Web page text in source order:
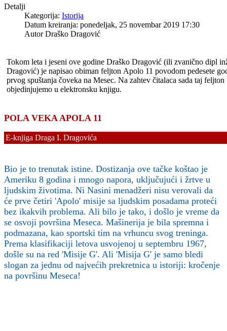
Detalji
Kategorija: Istorija
Datum kreiranja: ponedeljak, 25 novembar 2019 17:30
AutorDraško Dragović
Tokom leta i jeseni ove godine Draško Dragović (ili zvanično dipl
Dragović) je napisao obiman feljton Apolo 11 povodom pedesete
prvog spuštanja čoveka na Mesec. Na zahtev čitalaca sada taj feljton
objedinjujemo u elektronsku knjigu.
POLA VEKA APOLA 11
E-knjiga Draga I. Dragovića
Bio je to trenutak istine. Dostizanja ove tačke koštao je
Ameriku 8 godina i mnogo napora, uključujući i žrtve u
ljudskim životima. Ni Nasini menadžeri nisu verovali da
će prve četiri 'Apolo' misije sa ljudskim posadama proteći
bez ikakvih problema. Ali bilo je tako, i došlo je vreme da
se osvoji površina Meseca. Mašinerija je bila spremna i
podmazana, kao sportski tim na vrhuncu svog treninga.
Prema klasifikaciji letova usvojenoj u septembru 1967,
došle su na red 'Misije G'. Ali 'Misija G' je samo bledi
slogan za jednu od najvećih prekretnica u istoriji: kročenje
na površinu Meseca!